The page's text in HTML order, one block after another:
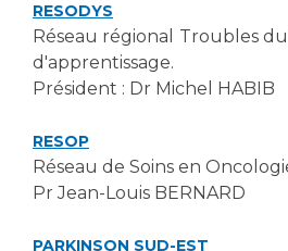
RESODYS
Réseau régional Troubles
d'apprentissage.
Président : Dr Michel HABIB
RESOP
Réseau de Soins en
Pr Jean-Louis BERNARD
PARKINSON SUD-EST